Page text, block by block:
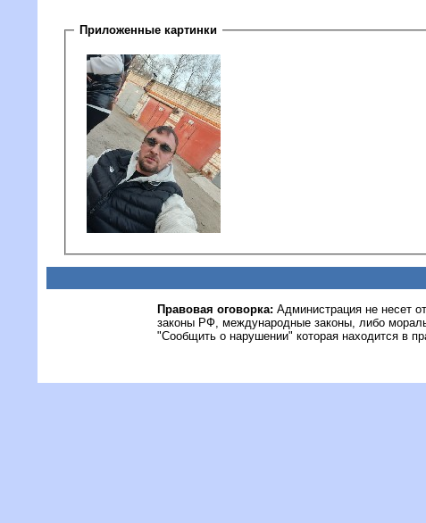
Приложенные картинки
Правовая оговорка: Администрация не несет
законы РФ, международные законы, либо
"Сообщить о нарушении" которая находится в